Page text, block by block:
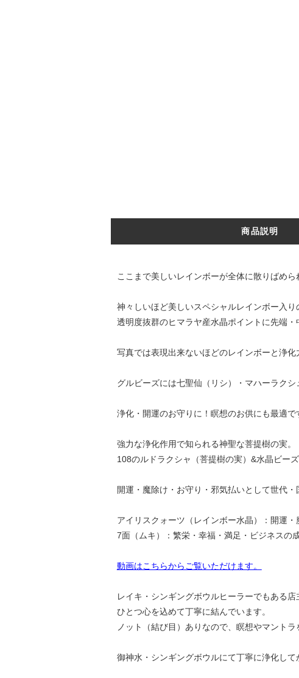
商品説明
ここまで美しいレインボーが全体に散りばめ
神々しいほど美しいスペシャルレインボー入り
透明度抜群のヒマラヤ産水晶ポイントに先端
写真では表現出来ないほどのレインボーと浄
グルビーズには七聖仙（リシ）・マハーラク
浄化・開運のお守りに！瞑想のお供にも最適
強力な浄化作用で知られる神聖な菩提樹の実。
108のルドラクシャ（菩提樹の実）&水晶ビー
開運・魔除け・お守り・邪気払いとして世代
アイリスクォーツ（レインボー水晶）：開運
7面（ムキ）：繁栄・幸福・満足・ビジネスの
動画はこちらからご覧いただけます。
レイキ・シンギングボウルヒーラーでもある
ひとつ心を込めて丁寧に結んでいます。
ノット（結び目）ありなので、瞑想やマント
御神水・シンギングボウルにて丁寧に浄化して